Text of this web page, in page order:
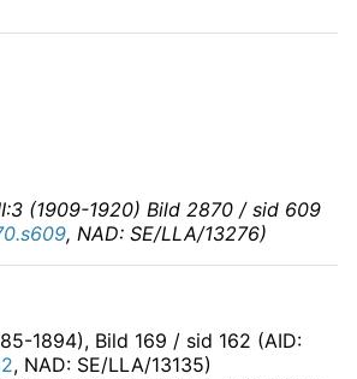
(1909-1920) Bild 2870 / sid 609
, NAD: SE/LLA/13276)
1894), Bild 169 / sid 162 (AID:
, NAD: SE/LLA/13135)